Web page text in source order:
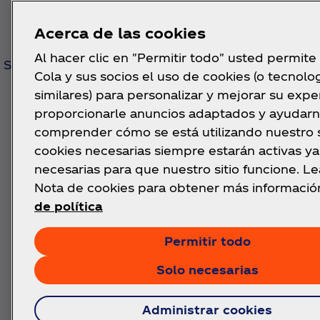
ELIGE TU RECOMPENSA
Selecciona la que quieres e inicia sesión o
regístrate en tu cuenta de Coca‑Cola
Lo
latas
*Puedes ganar hasta un premio por semana, y debes ser
Acerca de las cookies
Al hacer clic en "Permitir todo" usted permite
Cola y sus socios el uso de cookies (o
similares) para personalizar y mejorar su
proporcionarle anuncios adaptados y
comprender cómo se está utilizando nuestro
cookies necesarias siempre estarán activas
necesarias para que nuestro sitio funcione.
Nota de cookies para obtener más
de política
Permitir todo
Solo necesarias
Administrar cookies